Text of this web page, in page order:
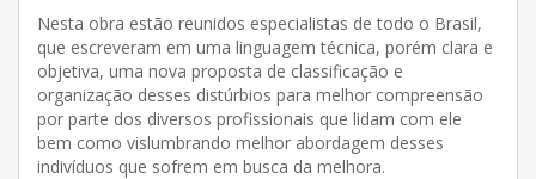
Nesta obra estão reunidos especialistas de todo o Brasil,
que escreveram em uma linguagem técnica, porém clara e
objetiva, uma nova proposta de classificação e
organização desses distúrbios para melhor compreensão
por parte dos diversos profissionais que lidam com ele
bem como vislumbrando melhor abordagem desses
indivíduos que sofrem em busca da melhora.